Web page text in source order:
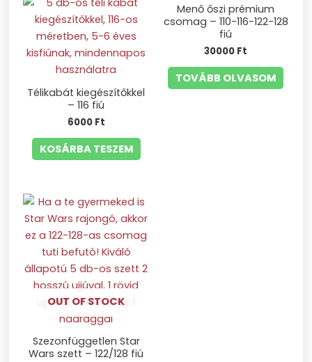
Télikabát kiegészítőkkel
– 116 fiú
6000 Ft
KOSÁRBA TESZEM
Menő őszi prémium
csomag – 110-116-122-128
fiú
30000 Ft
TOVÁBB OLVASOM
OUT OF STOCK
Szezonfüggetlen Star
Wars szett – 122/128 fiú